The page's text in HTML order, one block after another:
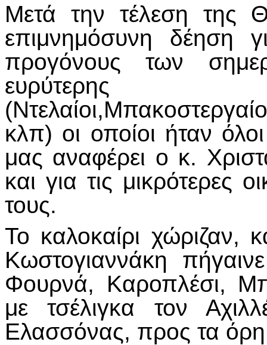
Μετά την τέλεση της
επιμνημόσυνη δέηση
προγόνους των
κλπ) οι οποίοι ήταν
μας αναφέρει ο κ.
και για τις μικρότερες
τους.
Το καλοκαίρι χώριζαν,
Κωστογιαννάκη
Φουρνά, Καροπλέσι,
με τσέλιγκα τον
Ελασσόνας, προς τα